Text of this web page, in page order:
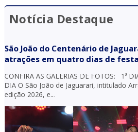
Notícia Destaque
São João do Centenário de
atrações em quatro dias de festa
CONFIRA AS GALERIAS DE FOTOS: 1⁰
DIA O São João de Jaguarari, intitulado
edição 2026, e...